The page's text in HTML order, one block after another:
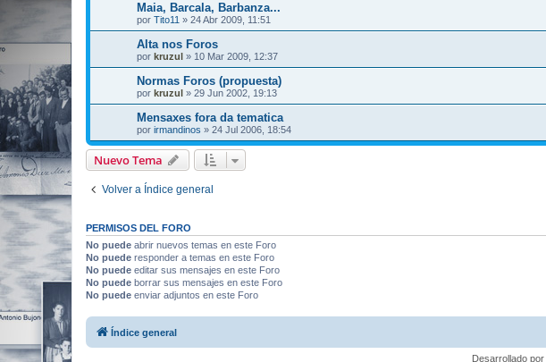
Maia, Barcala, Barbanza...
por Tito11 » 24 Abr 2009, 11:51
Alta nos Foros
por kruzul » 10 Mar 2009, 12:37
Normas Foros (propuesta)
por kruzul » 29 Jun 2002, 19:13
Mensaxes fora da tematica
por irmandinos » 24 Jul 2006, 18:54
Nuevo Tema
Volver a Índice general
PERMISOS DEL FORO
No puede abrir nuevos temas en este Foro
No puede responder a temas en este Foro
No puede editar sus mensajes en este Foro
No puede borrar sus mensajes en este Foro
No puede enviar adjuntos en este Foro
Índice general
Desarrollado por